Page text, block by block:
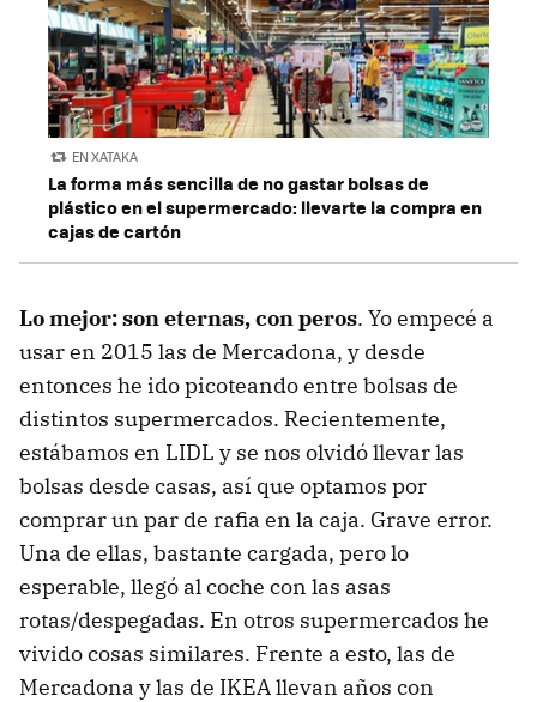
EN XATAKA
La forma más sencilla de no gastar bolsas de
plástico en el supermercado: llevarte la compra en
cajas de cartón
Lo mejor: son eternas, con peros. Yo empecé a
usar en 2015 las de Mercadona, y desde
entonces he ido picoteando entre bolsas de
distintos supermercados. Recientemente,
estábamos en LIDL y se nos olvidó llevar las
bolsas desde casas, así que optamos por
comprar un par de rafia en la caja. Grave error.
Una de ellas, bastante cargada, pero lo
esperable, llegó al coche con las asas
rotas/despegadas. En otros supermercados he
vivido cosas similares. Frente a esto, las de
Mercadona y las de IKEA llevan años con